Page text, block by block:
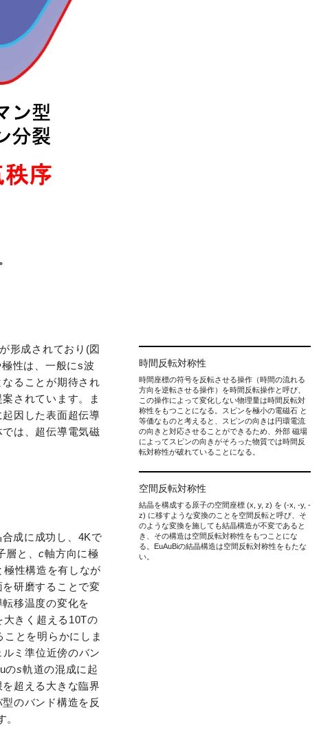
形成されており(図
性は、一般にs波
ることが期待され
されています。ま
因した表面超伝導
は、超伝導電気磁
成に成功し、4Kで
層と、c軸方向に極
性構造を有しなが
研磨することで変
移温度の変化を
きく超える10Tの
とを明らかにしま
ミ準位近傍のバン
のs軌道の混成に起
超える大きな臨界
のバンド構造を反
時間反転対称性
時間座標の符号を反転させる操作（時間の流れる
方向を逆転させる操作）を時間反転操作と呼び、
この操作によって変化しない物理量は時間反転対
称性をもつことになる。スピンを極小の電磁石 と
等価なものと考えると、スピンの向きは円環電流
の向きと対応させることができるため、外部 磁場
によってスピンの向きがそろった物質では時間反
転対称性が破れていることになる。
空間反転対称性
結晶を構成する原子の空間座標 (x, y, z) を (-x, -y, -
z) に移すような変換のことを空間反転と呼び、そ
のような変換を施しても結晶構造が不変であると
き、その構造は空間反転対称性をもつことにな
る。EuAuBiの結晶構造は空間反転対称性をもたな
い。